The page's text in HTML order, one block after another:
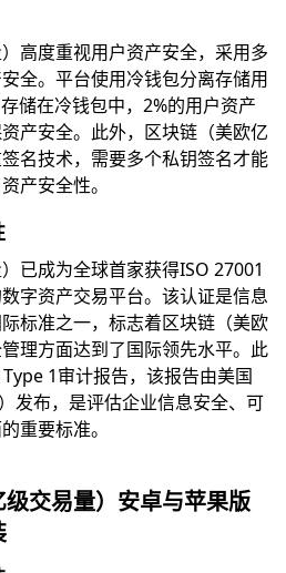
高度重视用户资产安全，采用多
全。平台使用冷钱包分离存储用
储在冷钱包中，2%的用户资产
产安全。此外，区块链（美欧亿
名技术，需要多个私钥签名才能
产安全性。
已成为全球首家获得ISO 27001
字资产交易平台。该认证是信息
标准之一，标志着区块链（美欧
理方面达到了国际领先水平。此
1审计报告，该报告由美国
发布，是评估企业信息安全、可
重要标准。
交易量）安卓与苹果版